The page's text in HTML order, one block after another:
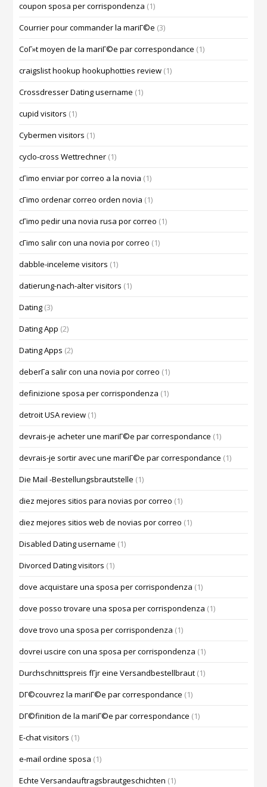
coupon sposa per corrispondenza (1)
Courrier pour commander la mariГ©e (3)
CoГ»t moyen de la mariГ©e par correspondance (1)
craigslist hookup hookuphotties review (1)
Crossdresser Dating username (1)
cupid visitors (1)
Cybermen visitors (1)
cyclo-cross Wettrechner (1)
cГіmo enviar por correo a la novia (1)
cГіmo ordenar correo orden novia (1)
cГіmo pedir una novia rusa por correo (1)
cГіmo salir con una novia por correo (1)
dabble-inceleme visitors (1)
datierung-nach-alter visitors (1)
Dating (3)
Dating App (2)
Dating Apps (2)
deberГ­a salir con una novia por correo (1)
definizione sposa per corrispondenza (1)
detroit USA review (1)
devrais-je acheter une mariГ©e par correspondance (1)
devrais-je sortir avec une mariГ©e par correspondance (1)
Die Mail -Bestellungsbrautstelle (1)
diez mejores sitios para novias por correo (1)
diez mejores sitios web de novias por correo (1)
Disabled Dating username (1)
Divorced Dating visitors (1)
dove acquistare una sposa per corrispondenza (1)
dove posso trovare una sposa per corrispondenza (1)
dove trovo una sposa per corrispondenza (1)
dovrei uscire con una sposa per corrispondenza (1)
Durchschnittspreis fГјr eine Versandbestellbraut (1)
DГ©couvrez la mariГ©e par correspondance (1)
DГ©finition de la mariГ©e par correspondance (1)
E-chat visitors (1)
e-mail ordine sposa (1)
Echte Versandauftragsbrautgeschichten (1)